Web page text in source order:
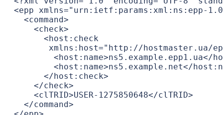
<epp xmlns="urn:ietf:params:xml:ns:epp-
   <command>
     <check>
       <host:check
xmlns:host="http://hostmaster.ua/
<host:name>ns5.example.epp1.ua</
<host:name>ns5.example.net</
       </host:check>
     </check>
     <clTRID>USER-1275850648</clTRID>
   </command>